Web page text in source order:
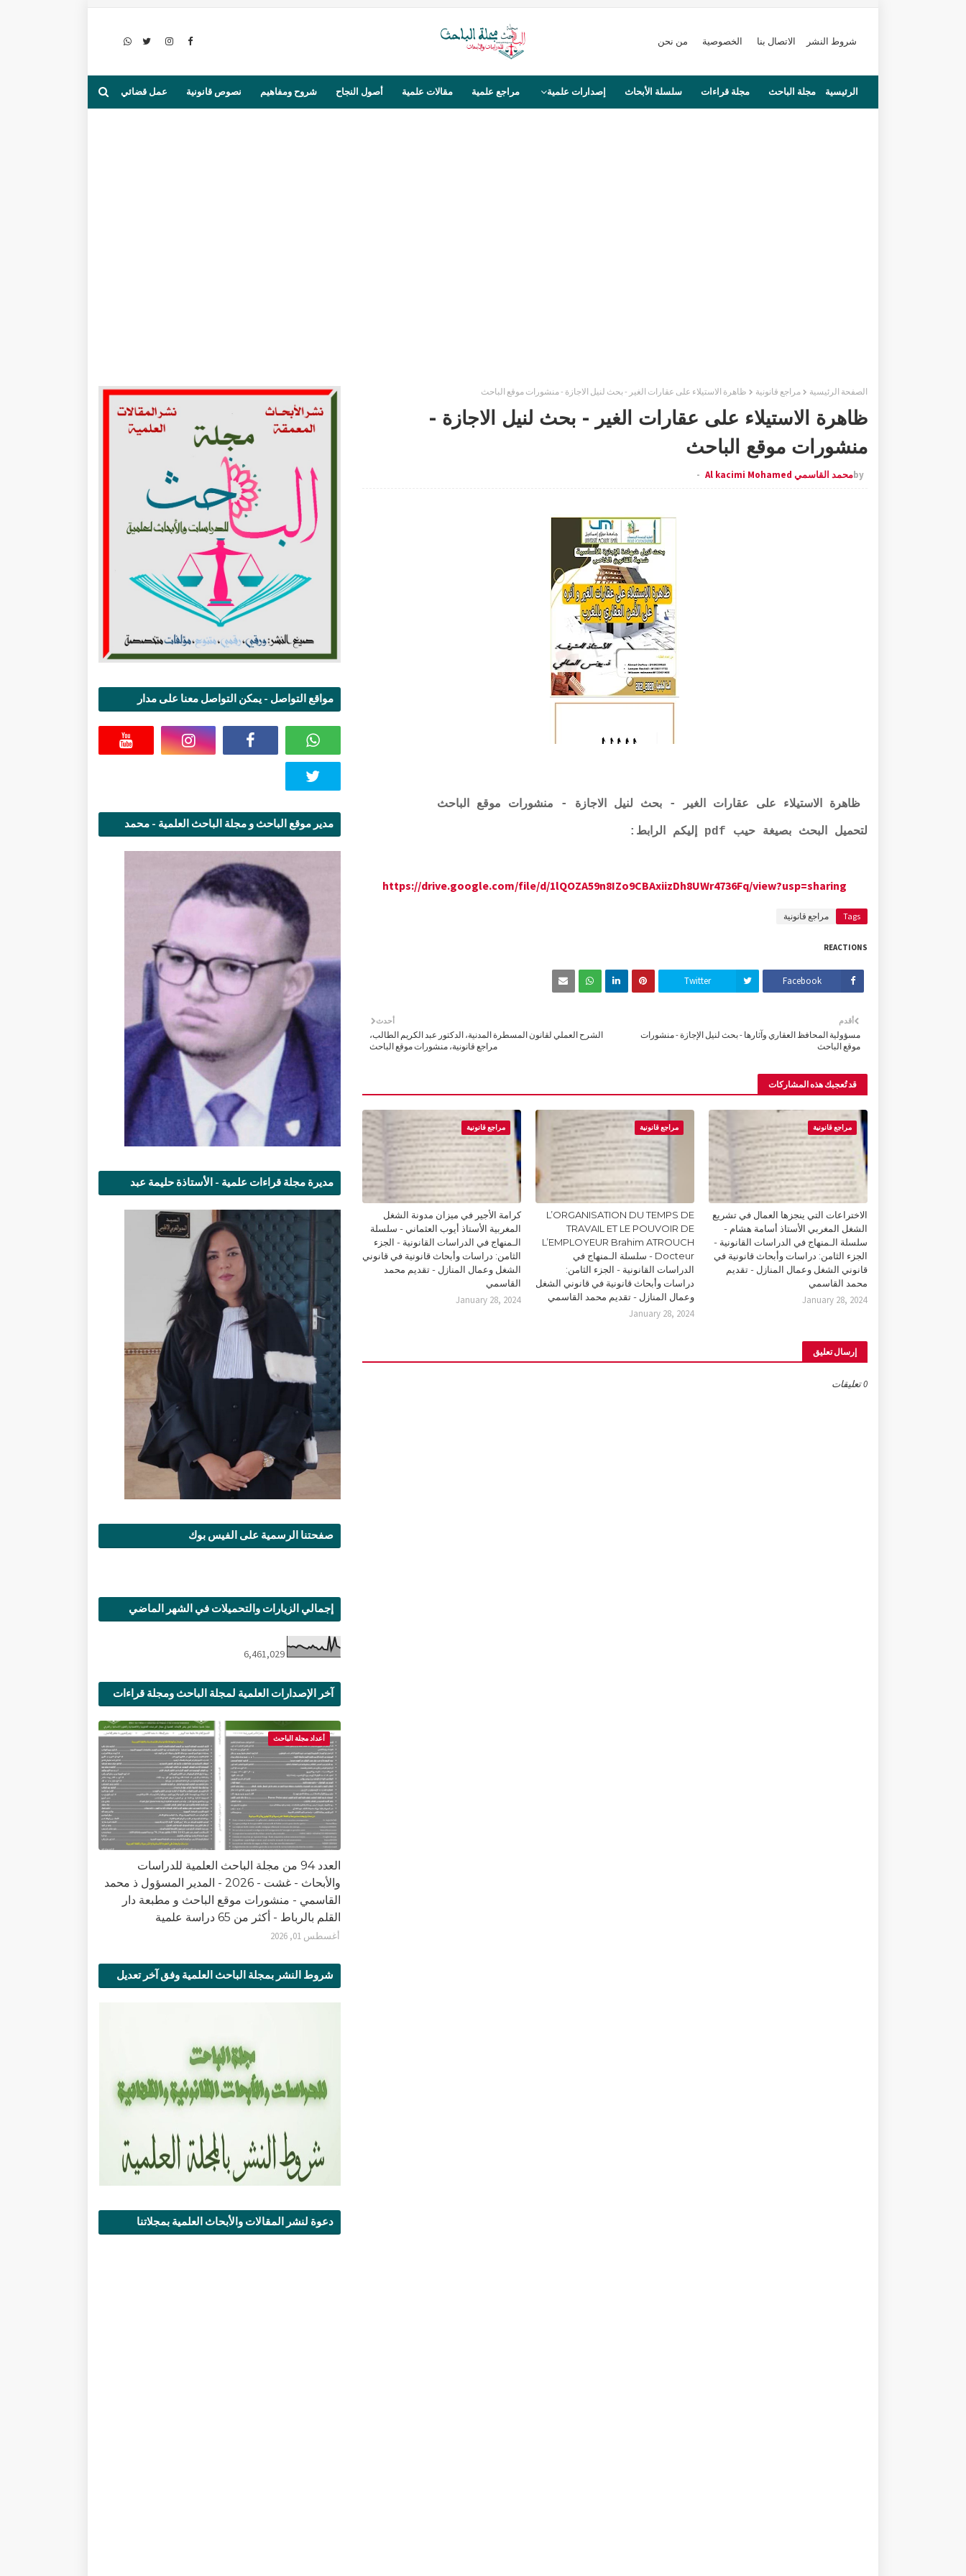
شروط النشر الاتصال بنا الخصوصية من نحن
الرئيسية مجلة الباحث مجلة قراءات سلسلة الأبحاث إصدارات علمية مراجع علمية مقالات علمية أصول النجاح شروح ومفاهيم نصوص قانونية عمل قضائي
الصفحة الرئيسية مراجع قانونية ظاهرة الاستيلاء على عقارات الغير - بحث لنيل الاجازة - منشورات موقع الباحث
ظاهرة الاستيلاء على عقارات الغير - بحث لنيل الاجازة -
منشورات موقع الباحث
byمحمد القاسمي Al kacimi Mohamed
ظاهرة الاستيلاء على عقارات الغير - بحث لنيل الاجازة - منشورات موقع الباحث
لتحميل البحث بصيغة حيب pdf إليكم الرابط:
https://drive.google.com/file/d/1lQOZA59n8IZo9CBAxiizDh8UWr4736Fq/view?usp=sharing
Tags مراجع قانونية
REACTIONS
Facebook
Twitter
أحدث
الشرح العملي لقانون المسطرة المدنية، الدكتور عبد الكريم الطالب،
مراجع قانونية، منشورات موقع الباحث
أقدم
مسؤولية المحافظ العقاري وآثارها - بحث لنيل الإجازة - منشورات
موقع الباحث
قد تُعجبك هذه المشاركات
مراجع قانونية
الاختراعات التي ينجزها العمال في تشريع
الشغل المغربي الأستاذ أسامة هشام -
سلسلة الـمنهاج في الدراسات القانونية -
الجزء الثامن: دراسات وأبحاث قانونية في
قانوني الشغل وعمال المنازل - تقديم
محمد القاسمي
January 28, 2024
مراجع قانونية
L’ORGANISATION DU TEMPS DE
TRAVAIL ET LE POUVOIR DE
L’EMPLOYEUR Brahim ATROUCH
Docteur - سلسلة الـمنهاج في
الدراسات القانونية - الجزء الثامن:
دراسات وأبحاث قانونية في قانوني الشغل
وعمال المنازل - تقديم محمد القاسمي
January 28, 2024
مراجع قانونية
كرامة الأجير في ميزان مدونة الشغل
المغربية الأستاذ أيوب العثماني - سلسلة
الـمنهاج في الدراسات القانونية - الجزء
الثامن: دراسات وأبحاث قانونية في قانوني
الشغل وعمال المنازل - تقديم محمد
القاسمي
January 28, 2024
إرسال تعليق
0 تعليقات
مواقع التواصل - يمكن التواصل معنا على مدار
مدير موقع الباحث و مجلة الباحث العلمية - محمد
مديرة مجلة قراءات علمية - الأستاذة حليمة عبد
صفحتنا الرسمية على الفيس بوك
إجمالي الزيارات والتحميلات في الشهر الماضي
6,461,029
آخر الإصدارات العلمية لمجلة الباحث ومجلة قراءات
أعداد مجلة الباحث
العدد 94 من مجلة الباحث العلمية للدراسات
والأبحاث - غشت - 2026 - المدير المسؤول ذ محمد
القاسمي - منشورات موقع الباحث و مطبعة دار
القلم بالرباط - أكثر من 65 دراسة علمية
أغسطس 01, 2026
شروط النشر بمجلة الباحث العلمية وفق آخر تعديل
دعوة لنشر المقالات والأبحاث العلمية بمجلاتنا